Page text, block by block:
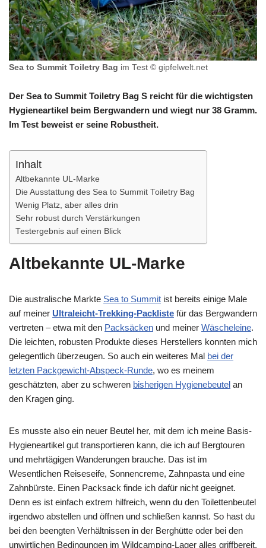
Sea to Summit Toiletry Bag im Test © gipfelwelt.net
Der Sea to Summit Toiletry Bag S reicht für die wichtigsten
Hygieneartikel beim Bergwandern und wiegt nur 38 Gramm.
Im Test beweist er seine Robustheit.
Inhalt
Altbekannte UL-Marke
Die Ausstattung des Sea to Summit Toiletry Bag
Wenig Platz, aber alles drin
Sehr robust durch Verstärkungen
Testergebnis auf einen Blick
Altbekannte UL-Marke
Die australische Markte Sea to Summit ist bereits einige Male
auf meiner Ultraleicht-Trekking-Packliste für das Bergwandern
vertreten – etwa mit den Packsäcken und meiner Wäscheleine.
Die leichten, robusten Produkte dieses Herstellers konnten mich
gelegentlich überzeugen. So auch ein weiteres Mal bei der
letzten Packgewicht-Abspeck-Runde, wo es meinem
geschätzten, aber zu schweren bisherigen Hygienebeutel an
den Kragen ging.
Es musste also ein neuer Beutel her, mit dem ich meine Basis-
Hygieneartikel gut transportieren kann, die ich auf Bergtouren
und mehrtägigen Wanderungen brauche. Das ist im
Wesentlichen Reiseseife, Sonnencreme, Zahnpasta und eine
Zahnbürste. Einen Packsack finde ich dafür nicht geeignet.
Denn es ist einfach extrem hilfreich, wenn du den Toilettenbeutel
irgendwo abstellen und öffnen und schließen kannst. So hast du
bei den beengten Verhältnissen in der Berghütte oder bei den
unwirtlichen Bedingungen im Wildcamping-Lager alles griffbereit.